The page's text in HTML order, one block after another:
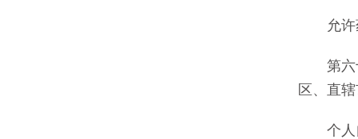
允许药
第六十
区、直
个人自